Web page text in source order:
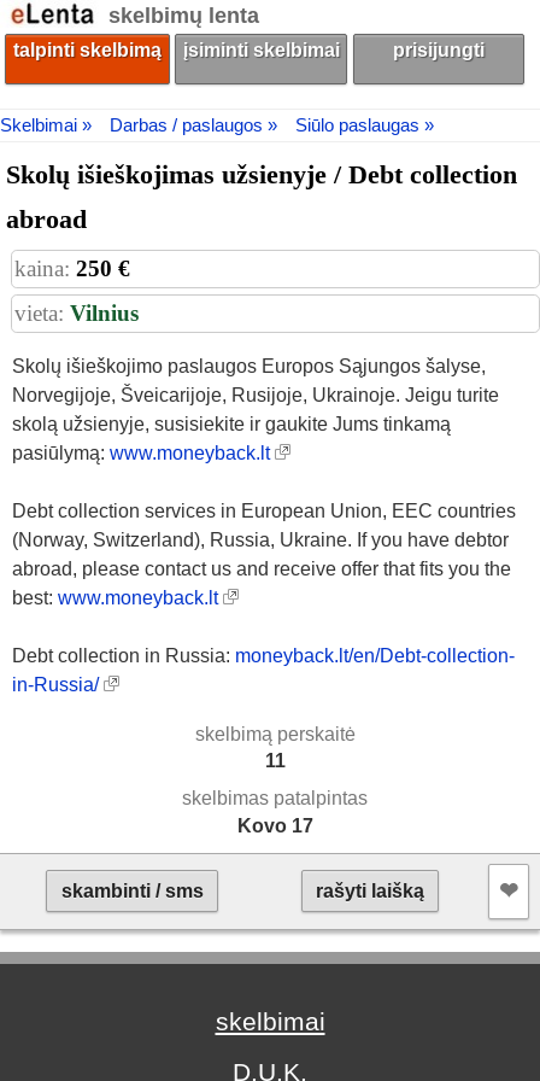
skelbimų lenta
talpinti skelbimą įsiminti skelbimai prisijungti
Skelbimai » Darbas / paslaugos » Siūlo paslaugas »
Skolų išieškojimas užsienyje / Debt collection
abroad
kaina: 250 €
vieta: Vilnius
Skolų išieškojimo paslaugos Europos Sąjungos šalyse,
Norvegijoje, Šveicarijoje, Rusijoje, Ukrainoje. Jeigu turite
skolą užsienyje, susisiekite ir gaukite Jums tinkamą
pasiūlymą: www.moneyback.lt
Debt collection services in European Union, EEC countries
(Norway, Switzerland), Russia, Ukraine. If you have debtor
abroad, please contact us and receive offer that fits you the
best: www.moneyback.lt
Debt collection in Russia: moneyback.lt/en/Debt-collection-
in-Russia/
skelbimą perskaitė
11
skelbimas patalpintas
Kovo 17
skambinti / sms rašyti laišką ❤︎
skelbimai
D.U.K.